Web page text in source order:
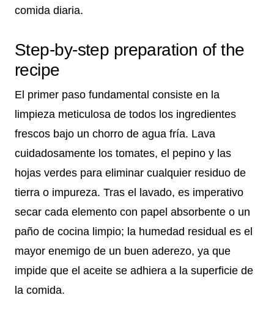
comida diaria.
Step-by-step preparation of the
recipe
El primer paso fundamental consiste en la
limpieza meticulosa de todos los ingredientes
frescos bajo un chorro de agua fría. Lava
cuidadosamente los tomates, el pepino y las
hojas verdes para eliminar cualquier residuo de
tierra o impureza. Tras el lavado, es imperativo
secar cada elemento con papel absorbente o un
paño de cocina limpio; la humedad residual es el
mayor enemigo de un buen aderezo, ya que
impide que el aceite se adhiera a la superficie de
la comida.